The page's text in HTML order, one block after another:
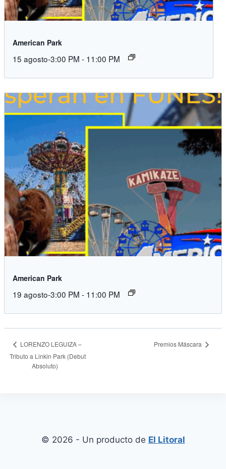
American Park
15 agosto-3:00 PM - 11:00 PM
American Park
19 agosto-3:00 PM - 11:00 PM
LORENZO LEGUIZA –
Tributo a Linkin Park (Debut
Absoluto)
Premios Máscara
© 2026 - Un producto de El Litoral